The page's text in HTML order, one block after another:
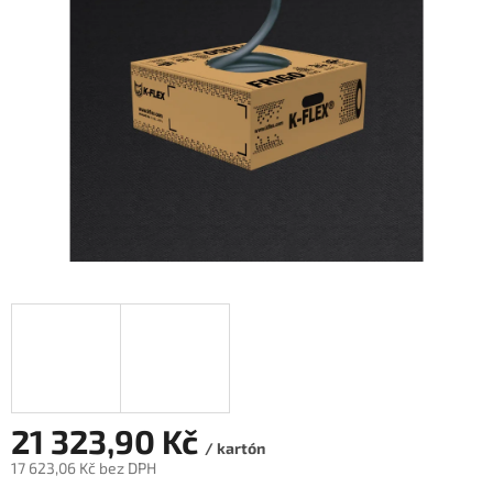
21 323,90 Kč / kartón
17 623,06 Kč bez DPH